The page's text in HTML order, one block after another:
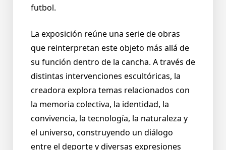
futbol.
La exposición reúne una serie de obras
que reinterpretan este objeto más allá de
su función dentro de la cancha. A través de
distintas intervenciones escultóricas, la
creadora explora temas relacionados con
la memoria colectiva, la identidad, la
convivencia, la tecnología, la naturaleza y
el universo, construyendo un diálogo
entre el deporte y diversas expresiones